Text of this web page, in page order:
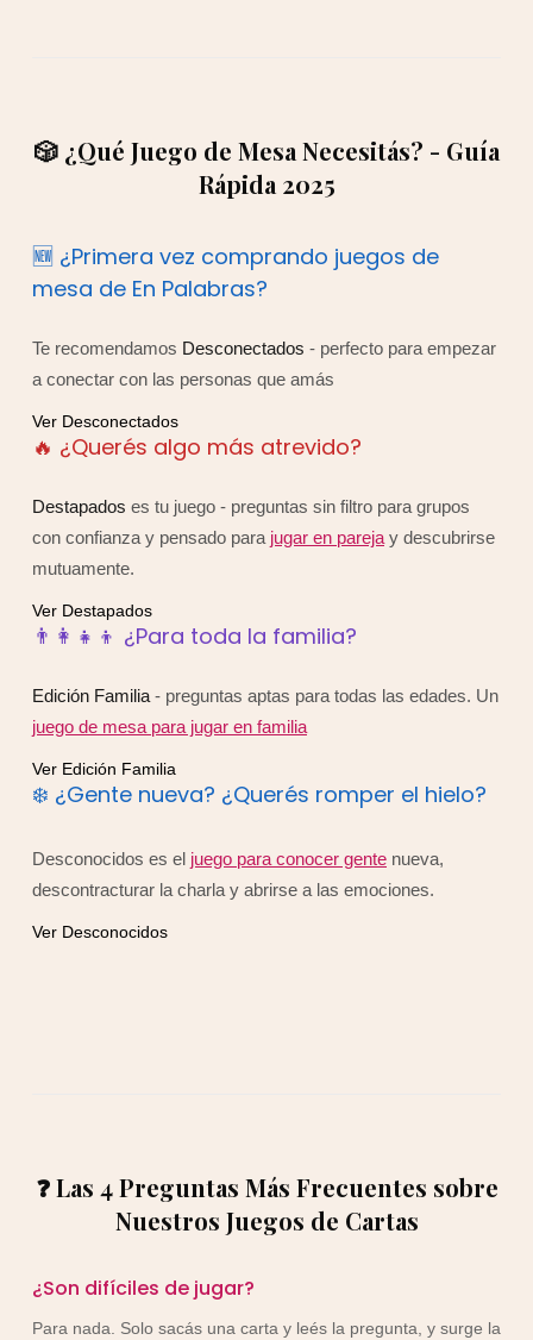
🎲 ¿Qué Juego de Mesa Necesitás? - Guía
Rápida 2025
🆕 ¿Primera vez comprando juegos de
mesa de En Palabras?
Te recomendamos Desconectados - perfecto para empezar
a conectar con las personas que amás
Ver Desconectados
🔥 ¿Querés algo más atrevido?
Destapados es tu juego - preguntas sin filtro para grupos
con confianza y pensado para jugar en pareja y descubrirse
mutuamente.
Ver Destapados
👨‍👩‍👧‍👦 ¿Para toda la familia?
Edición Familia - preguntas aptas para todas las edades. Un
juego de mesa para jugar en familia
Ver Edición Familia
❄️ ¿Gente nueva? ¿Querés romper el hielo?
Desconocidos es el juego para conocer gente nueva,
descontracturar la charla y abrirse a las emociones.
Ver Desconocidos
❓ Las 4 Preguntas Más Frecuentes sobre
Nuestros Juegos de Cartas
¿Son difíciles de jugar?
Para nada. Solo sacás una carta y leés la pregunta, y surge la